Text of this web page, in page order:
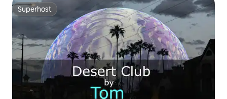
Superhost
Superhost